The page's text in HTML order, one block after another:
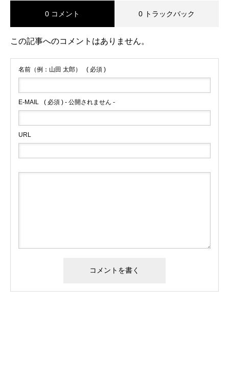
0 コメント 0 トラックバック
この記事へのコメントはありません。
名前（例：山田 太郎） ( 必須 )
E-MAIL ( 必須 ) - 公開されません -
URL